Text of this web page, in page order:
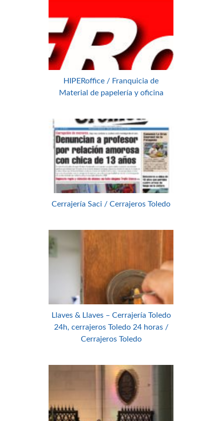
HIPERoffice / Franquicia de
Material de papelería y oficina
Cerrajería Saci / Cerrajeros Toledo
Llaves & Llaves – Cerrajería Toledo
24h, cerrajeros Toledo 24 horas /
Cerrajeros Toledo